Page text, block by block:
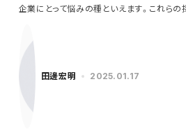
企業にとって悩みの種といえます。これら
田邊宏明 2025.01.17